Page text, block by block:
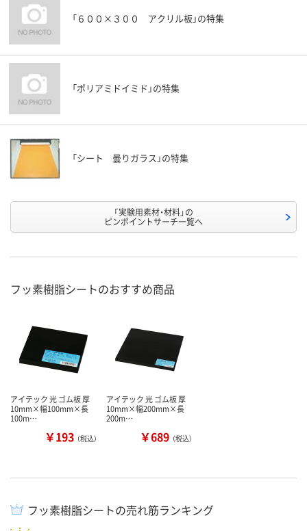
「６００×３００ アクリル板」の特集
「ポリアミドイミド」の特集
「シート 曇りガラス」の特集
「実験用素材・材料」の
ピンポイントサーチ一覧へ
フッ素樹脂シートのおすすめ商品
アイテック 光 ゴム板 厚
10mm×幅100mm×長
100m…
￥193 （税込）
アイテック 光 ゴム板 厚
10mm×幅200mm×長
200m…
￥689 （税込）
フッ素樹脂シートの売れ筋ランキング